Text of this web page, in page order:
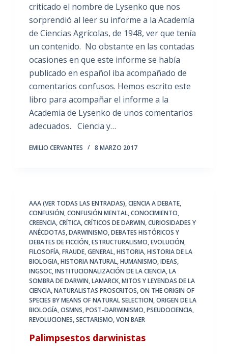
criticado el nombre de Lysenko que nos
sorprendió al leer su informe a la Academía
de Ciencias Agrícolas, de 1948, ver que tenía
un contenido. No obstante en las contadas
ocasiones en que este informe se había
publicado en español iba acompañado de
comentarios confusos. Hemos escrito este
libro para acompañar el informe a la
Academia de Lysenko de unos comentarios
adecuados. Ciencia y…
EMILIO CERVANTES 8 MARZO 2017
AAA (VER TODAS LAS ENTRADAS),CIENCIA A DEBATE,
CONFUSIÓN,CONFUSIÓN MENTAL,CONOCIMIENTO,
CREENCIA,CRÍTICA,CRÍTICOS DE DARWIN,CURIOSIDADES Y
ANÉCDOTAS,DARWINISMO,DEBATES HISTÓRICOS Y
DEBATES DE FICCIÓN,ESTRUCTURALISMO,EVOLUCIÓN,
FILOSOFÍA,FRAUDE,GENERAL,HISTORIA,HISTORIA DE LA
BIOLOGIA,HISTORIA NATURAL,HUMANISMO,IDEAS,
INGSOC,INSTITUCIONALIZACIÓN DE LA CIENCIA,LA
SOMBRA DE DARWIN,LAMARCK,MITOS Y LEYENDAS DE LA
CIENCIA,NATURALISTAS PROSCRITOS,ON THE ORIGIN OF
SPECIES BY MEANS OF NATURAL SELECTION,ORIGEN DE LA
BIOLOGÍA,OSMNS,POST-DARWINISMO,PSEUDOCIENCIA,
REVOLUCIONES,SECTARISMO,VON BAER
Palimpsestos darwinistas